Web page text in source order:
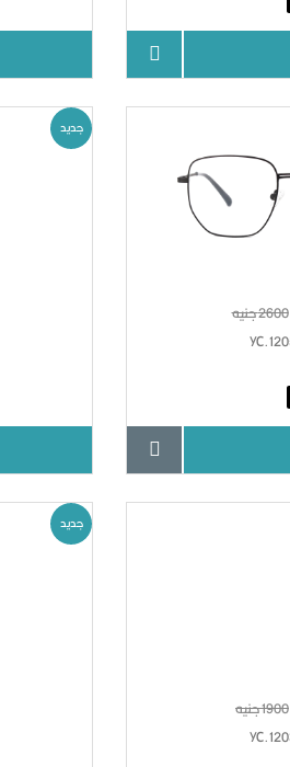
2600 جنيه
جديد
1900 جنيه
جديد